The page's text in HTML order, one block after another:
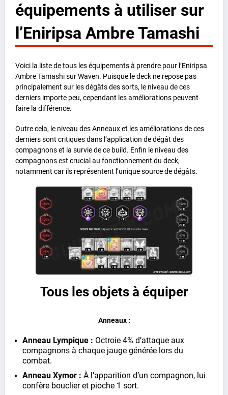
équipements à utiliser sur
l’Eniripsa Ambre Tamashi
Voici la liste de tous les équipements à prendre pour l’Eniripsa
Ambre Tamashi sur Waven. Puisque le deck ne repose pas
principalement sur les dégâts des sorts, le niveau de ces
derniers importe peu, cependant les améliorations peuvent
faire la différence.
Outre cela, le niveau des Anneaux et les améliorations de ces
derniers sont critiques dans l’application de dégât des
compagnons et la survie de ce build. Enfin le niveau des
compagnons est crucial au fonctionnement du deck,
notamment car ils représentent l’unique source de dégâts.
Tous les objets à équiper
Anneaux :
Anneau Lympique : Octroie 4% d’attaque aux
compagnons à chaque jauge générée lors du
combat.
Anneau Xymor : À l’apparition d’un compagnon, lui
confère bouclier et pioche 1 sort.